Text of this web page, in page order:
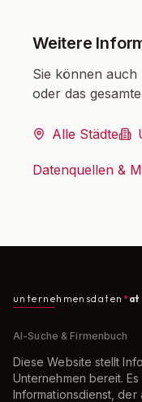
Weitere
Sie können
oder das
Alle Städte
Datenquellen &
unternehmensdaten at
AI-Suche & Firmenbuch
Diese Website stellt
Unternehmen bereit.
Informationsdienst, der